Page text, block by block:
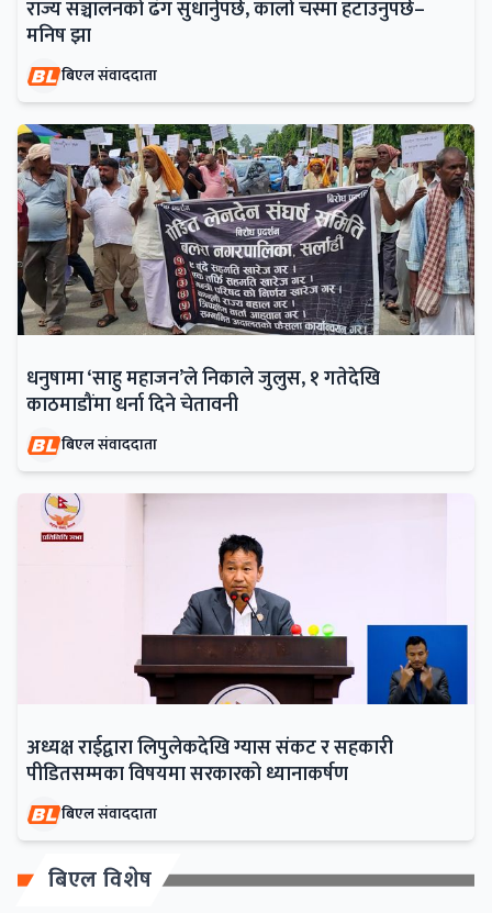
राज्य सञ्चालनको ढंग सुधार्नुपर्छ, कालो चस्मा हटाउनुपर्छ–
मनिष झा
बिएल संवाददाता
धनुषामा ‘साहु महाजन’ले निकाले जुलुस, १ गतेदेखि
काठमाडौंमा धर्ना दिने चेतावनी
बिएल संवाददाता
अध्यक्ष राईद्वारा लिपुलेकदेखि ग्यास संकट र सहकारी
पीडितसम्मका विषयमा सरकारको ध्यानाकर्षण
बिएल संवाददाता
बिएल विशेष